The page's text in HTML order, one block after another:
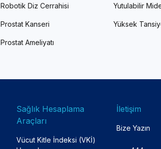
Robotik Diz Cerrahisi
Prostat Kanseri
Prostat Ameliyatı
Yutulabilir
Yüksek
Sağlık Hesaplama
Araçları
Vücut Kitle İndeksi (VKİ)
İletişim
Bize Yazın